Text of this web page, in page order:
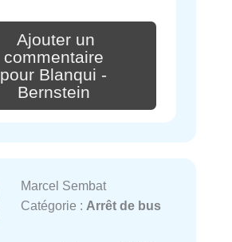
Ajouter un
commentaire
pour Blanqui -
Bernstein
Marcel Sembat
Catégorie : Arrêt de bus